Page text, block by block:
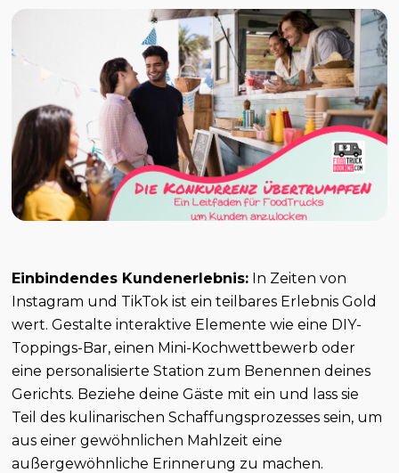
Einbindendes Kundenerlebnis: In Zeiten von
Instagram und TikTok ist ein teilbares Erlebnis Gold
wert. Gestalte interaktive Elemente wie eine DIY-
Toppings-Bar, einen Mini-Kochwettbewerb oder
eine personalisierte Station zum Benennen deines
Gerichts. Beziehe deine Gäste mit ein und lass sie
Teil des kulinarischen Schaffungsprozesses sein, um
aus einer gewöhnlichen Mahlzeit eine
außergewöhnliche Erinnerung zu machen.